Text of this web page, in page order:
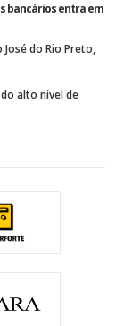
bancários entra em
do Rio Preto,
alto nível de